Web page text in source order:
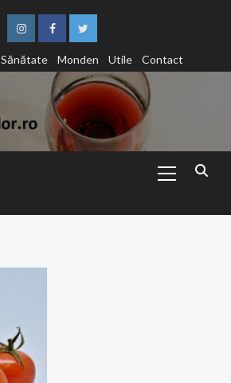
InstagramFacebookTwitter
Sănătate Monden Utile Contact
Menu